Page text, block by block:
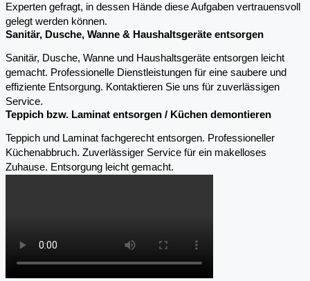
Experten gefragt, in dessen Hände diese Aufgaben vertrauensvoll
gelegt werden können.
Sanitär, Dusche, Wanne & Haushaltsgeräte entsorgen
Sanitär, Dusche, Wanne und Haushaltsgeräte entsorgen leicht
gemacht. Professionelle Dienstleistungen für eine saubere und
effiziente Entsorgung. Kontaktieren Sie uns für zuverlässigen
Service.
Teppich bzw. Laminat entsorgen / Küchen demontieren
Teppich und Laminat fachgerecht entsorgen. Professioneller
Küchenabbruch. Zuverlässiger Service für ein makelloses
Zuhause. Entsorgung leicht gemacht.